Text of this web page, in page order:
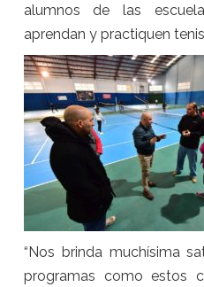
alumnos de las
aprendan y practiquen
“Nos brinda muchísima
programas como estos